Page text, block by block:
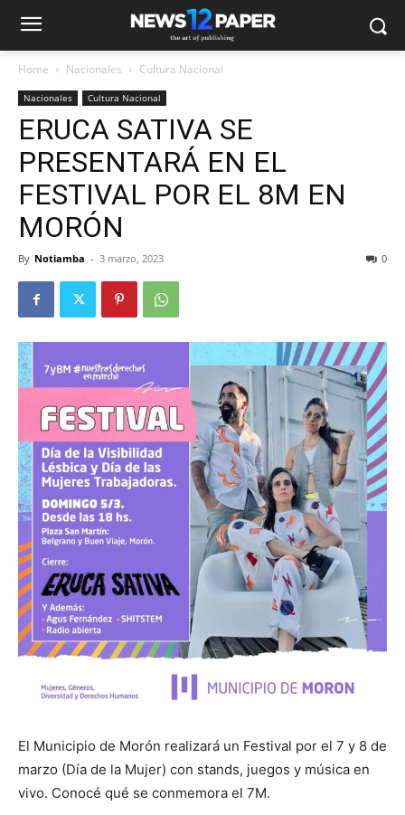
Home Nacionales Cultura Nacional
Nacionales Cultura Nacional
ERUCA SATIVA SE
PRESENTARÁ EN EL
FESTIVAL POR EL 8M EN
MORÓN
By Notiamba - 3 marzo, 2023 0
El Municipio de Morón realizará un Festival por el 7 y 8 de
marzo (Día de la Mujer) con stands, juegos y música en
vivo. Conocé qué se conmemora el 7M.